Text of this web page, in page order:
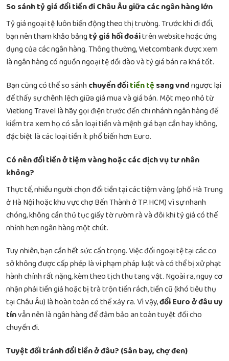
So sánh tỷ giá đổi tiền đi Châu Âu giữa các ngân hàng lớn
Tỷ giá ngoại tệ luôn biến động theo thị trường. Trước khi đi đổi,
bạn nên tham khảo bảngtỷ giá hối đoáitrên website hoặc ứng
dụng của các ngân hàng. Thông thường, Vietcombank được xem
là ngân hàng có nguồn ngoại tệ dồi dào và tỷ giá bán ra khá tốt.
Bạn cũng có thể so sánhchuyển đổitiền tệ sang vndngược lại
để thấy sự chênh lệch giữa giá mua và giá bán. Một mẹo nhỏ từ
Vietking Travel là hãy gọi điện trước đến chi nhánh ngân hàng để
kiểm tra xem họ có sẵn loại tiền và mệnh giá bạn cần hay không,
đặc biệt là các loại tiền ít phổ biến hơn Euro.
Có nên đổi tiền ở tiệm vàng hoặc các dịch vụ tư nhân
không?
Thực tế, nhiều người chọn đổi tiền tại các tiệm vàng (phố Hà Trung
ở Hà Nội hoặc khu vực chợ Bến Thành ở TP.HCM) vì sự nhanh
chóng, không cần thủ tục giấy tờ rườm rà và đôi khi tỷ giá có thể
nhỉnh hơn ngân hàng một chút.
Tuy nhiên, bạn cần hết sức cẩn trọng. Việc đổi ngoại tệ tại các cơ
sở không được cấp phép là vi phạm pháp luật và có thể bị xử phạt
hành chính rất nặng, kèm theo tịch thu tang vật. Ngoài ra, nguy cơ
nhận phải tiền giả hoặc bị trà trộn tiền rách, tiền cũ (khó tiêu thụ
tại Châu Âu) là hoàn toàn có thể xảy ra. Vì vậy,đổi Euro ở đâu uy
tínvẫn nên là ngân hàng để đảm bảo an toàn tuyệt đối cho
chuyến đi.
Tuyệt đối tránh đổi tiền ở đâu? (Sân bay, chợ đen)